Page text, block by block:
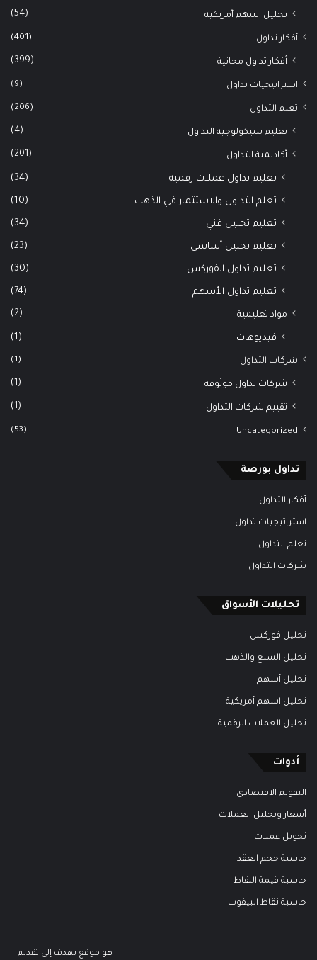
تحليل اسهم أمريكية (54)
أفكار تداول (401)
أفكار تداول مجانية (399)
استراتيجيات تداول (9)
تعلم التداول (206)
تعليم سيكولوجية التداول (4)
أكاديمية التداول (201)
تعليم تداول عملات رقمية (34)
تعلم التداول والاستثمار في الذهب (10)
تعليم تحليل فني (34)
تعليم تحليل أساسي (23)
تعليم تداول الفوركس (30)
تعليم تداول الأسهم (74)
مواد تعليمية (2)
فيديوهات (1)
شركات التداول (1)
شركات تداول موثوقة (1)
تقييم شركات التداول (1)
Uncategorized
(53)
تداول بورصة
أفكار التداول
استراتيجيات تداول
تعلم التداول
شركات التداول
تحليلات الأسواق
تحليل فوركس
تحليل السلع والذهب
تحليل أسهم
تحليل اسهم أمريكية
تحليل العملات الرقمية
أدوات
التقويم الاقتصادي
أسعار وتحليل العملات
تحويل عملات
حاسبة حجم العقد
حاسبة قيمة النقاط
حاسبة نقاط البيفوت
هو موقع يهدف إلى تقديم